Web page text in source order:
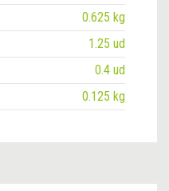
0.625 kg
1.25 ud
0.4 ud
0.125 kg